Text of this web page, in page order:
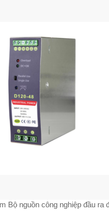
Bộ nguồn công nghiệp đầu ra